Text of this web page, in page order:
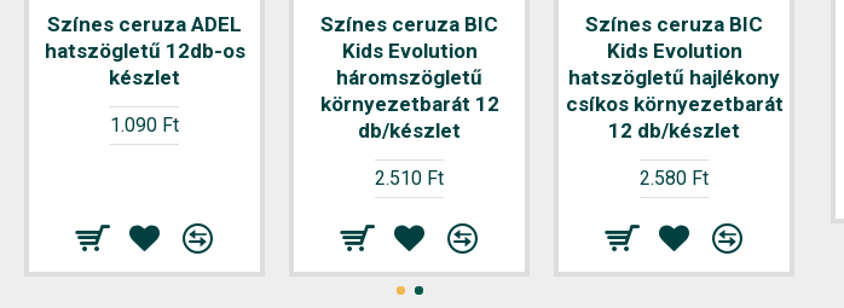
Színes ceruza ADEL
hatszögletű 12db-os
készlet
1.090 Ft
Színes ceruza BIC
Kids Evolution
háromszögletű
környezetbarát 12
db/készlet
2.510 Ft
Színes ceruza BIC
Kids Evolution
hatszögletű hajlékony
csíkos környezetbarát
12 db/készlet
2.580 Ft